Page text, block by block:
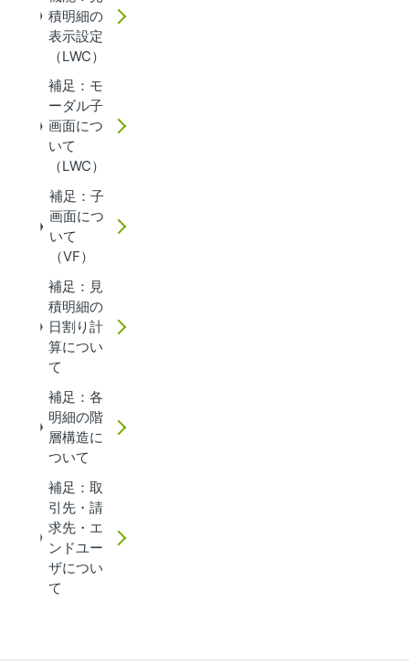
積明細の
表示設定
（LWC）
補足：モ
ーダル子
画面につ
いて
（LWC）
補足：子
画面につ
いて
（VF）
補足：見
積明細の
日割り計
算につい
て
補足：各
明細の階
層構造に
ついて
補足：取
引先・請
求先・エ
ンドユー
ザについ
て